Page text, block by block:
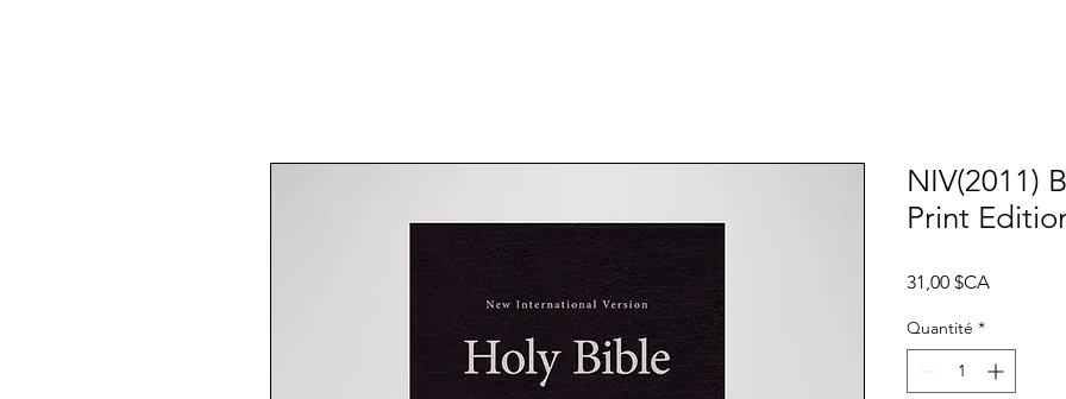
NIV(2011)
Print
31,00 $CAPrix
Quantité *